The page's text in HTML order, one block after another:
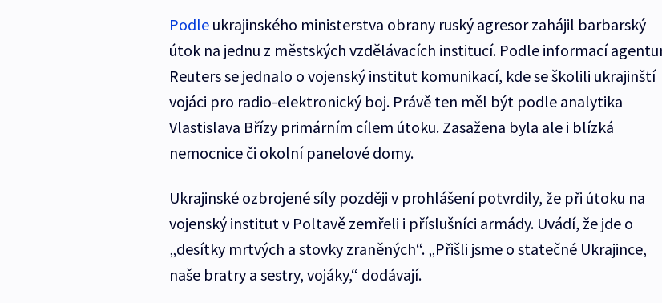
Podleukrajinského ministerstva obrany ruský agresor zahájil barbarský
útok na jednu z městských vzdělávacích institucí. Podle informací
Reuters se jednalo o vojenský institut komunikací, kde se školili ukrajinští
vojáci pro radio-elektronický boj. Právě ten měl být podle analytika
Vlastislava Břízy primárním cílem útoku. Zasažena byla ale i blízká
nemocnice či okolní panelové domy.
Ukrajinské ozbrojené síly později v prohlášení potvrdily, že při útoku na
vojenský institut v Poltavě zemřeli i příslušníci armády. Uvádí, že jde o
„desítky mrtvých a stovky zraněných“. „Přišli jsme o statečné Ukrajince,
naše bratry a sestry, vojáky,“ dodávají.